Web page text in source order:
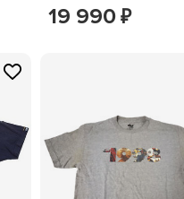
19 990 ₽